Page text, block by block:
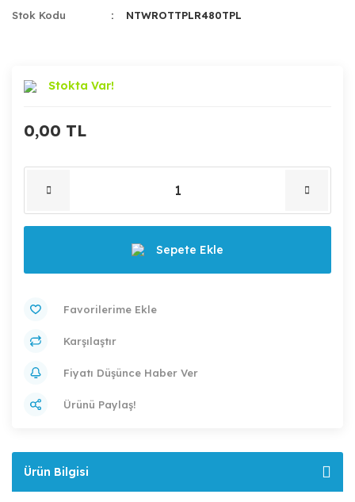
Stok Kodu NTWROTTPLR480TPL
Stokta Var!
0,00 TL
Sepete Ekle
Karşılaştır
Fiyatı Düşünce Haber Ver
Ürünü Paylaş!
Ürün Bilgisi